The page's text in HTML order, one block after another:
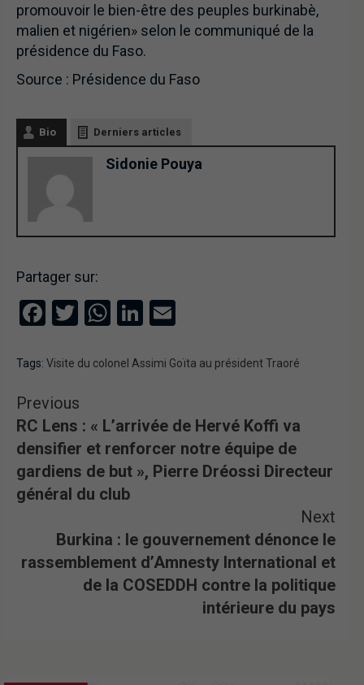
promouvoir le bien-être des peuples burkinabè,
malien et nigérien» selon le communiqué de la
présidence du Faso.
Source : Présidence du Faso
Bio Derniers articles
Sidonie Pouya
Partager sur:
Facebook
Twitter
WhatsApp
LinkedIn
Tags: Visite du colonel Assimi Goïta au président Traoré
Previous
RC Lens : « L’arrivée de Hervé Koffi va
densifier et renforcer notre équipe de
gardiens de but », Pierre Dréossi Directeur
général du club
Next
Burkina : le gouvernement dénonce le
rassemblement d’Amnesty International et
de la COSEDDH contre la politique
intérieure du pays